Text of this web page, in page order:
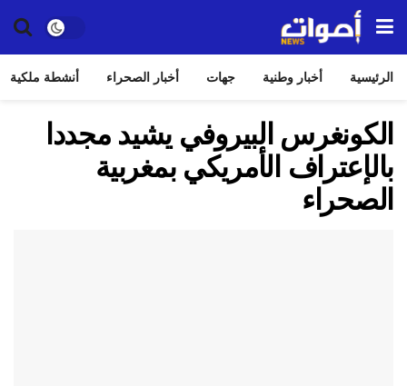
الرئيسية أخبار وطنية جهات أخبار الصحراء أنشطة ملكية
الكونغرس البيروفي يشيد مجددا
بالإعتراف الأمريكي بمغربية
الصحراء